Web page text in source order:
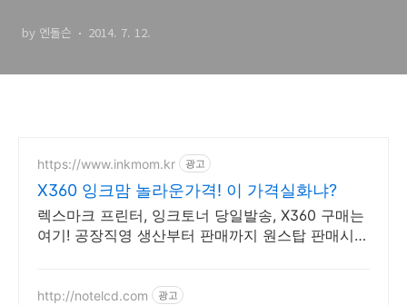
추천
by 엔돌슨 2014. 7. 12.
https://www.inkmom.kr 광고
X360 잉크맘 놀라운가격! 이 가격실화냐?
렉스마크 프린터, 잉크토너 당일발송, X360 구매는
여기! 공장직영 생산부터 판매까지 원스탑 판매시스
http://notelcd.com 광고